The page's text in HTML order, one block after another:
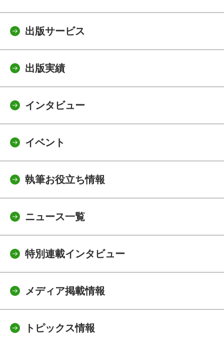
出版サービス
出版実績
インタビュー
イベント
執筆お役立ち情報
ニュース一覧
特別連載インタビュー
メディア掲載情報
トピックス情報